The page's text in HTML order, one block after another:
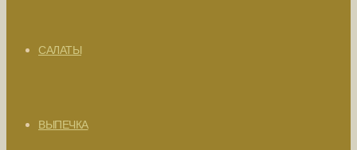
САЛАТЫ
ВЫПЕЧКА